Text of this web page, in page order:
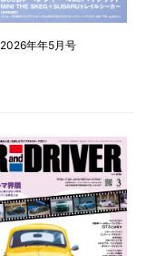
2026年年5月号